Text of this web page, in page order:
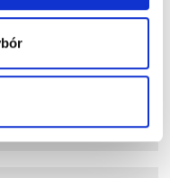
prolaktyna?